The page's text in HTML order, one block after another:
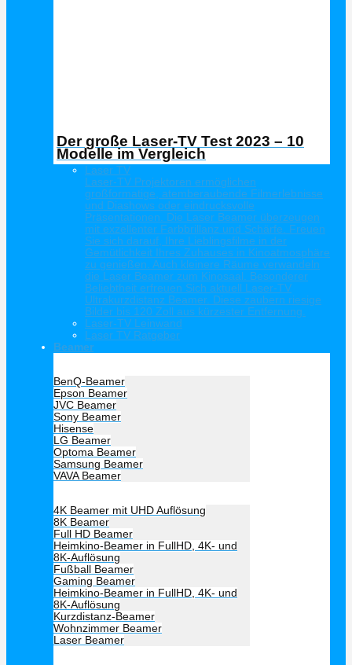
Der große Laser-TV Test 2023 – 10
Modelle im Vergleich
Laser TV
Laser-TV Projektoren ermöglichen
großformatige, atemberaubende Filmerlebnisse
und Diashows oder eindrucksvolle
Präsentationen. Die Laser Beamer überzeugen
mit exzellenter Farbbrillanz und Schärfe. Freuen
Sie sich darauf, Ihre Lieblingsfilme in der
Gemütlichkeit Ihres Zuhauses in Kinoatmosphäre
zu genießen. Auch kleinere Räume verwandeln
die Laser Beamer zum Kinosaal. Besonderer
Beliebtheit erfreuen Sich aktuell Laser-TV
Ultrakurzdistanz Beamer. Diese zaubern riesige
Bilder bis 120 Zoll aus kürzester Entfernung.
Laser-TV Leinwand
Laser TV Ratgeber
Beamer
BenQ-Beamer
Epson Beamer
JVC Beamer
Sony Beamer
Hisense
LG Beamer
Optoma Beamer
Samsung Beamer
VAVA Beamer
4K Beamer mit UHD Auflösung
8K Beamer
Full HD Beamer
Heimkino-Beamer in FullHD, 4K- und
8K-Auflösung
Fußball Beamer
Gaming Beamer
Heimkino-Beamer in FullHD, 4K- und
8K-Auflösung
Kurzdistanz-Beamer
Wohnzimmer Beamer
Laser Beamer